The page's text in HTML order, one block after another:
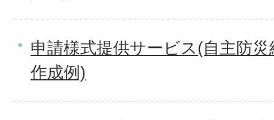
申請様式提供サービス(自主防
作成例)